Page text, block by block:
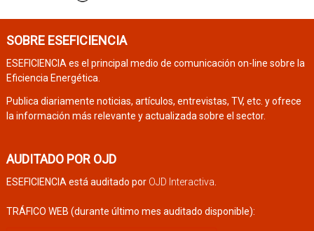
SOBRE ESEFICIENCIA
ESEFICIENCIA es el principal medio de comunicación on-line sobre la
Eficiencia Energética.
Publica diariamente noticias, artículos, entrevistas, TV, etc. y ofrece
la información más relevante y actualizada sobre el sector.
AUDITADO POR OJD
ESEFICIENCIA está auditado por OJD Interactiva
TRÁFICO WEB (durante último mes auditado disponible):